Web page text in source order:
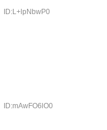
ID:L+lpNbwP0
ID:mAwFO6lO0